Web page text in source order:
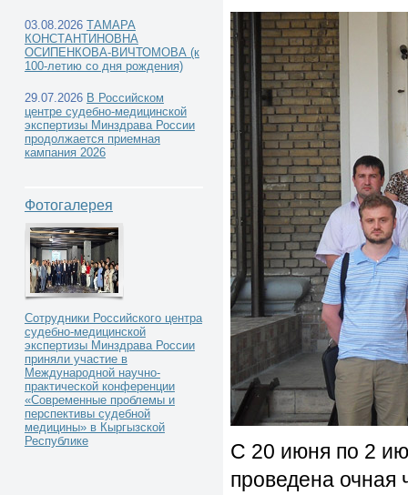
03.08.2026 ТАМАРА
КОНСТАНТИНОВНА
ОСИПЕНКОВА-ВИЧТОМОВА (к
100-летию со дня рождения)
29.07.2026 В Российском
центре судебно-медицинской
экспертизы Минздрава России
продолжается приемная
кампания 2026
Фотогалерея
Сотрудники Российского центра
судебно-медицинской
экспертизы Минздрава России
приняли участие в
Международной научно-
практической конференции
«Современные проблемы и
перспективы судебной
медицины» в Кыргызской
Республике
С 20 июня по 2
проведена очная